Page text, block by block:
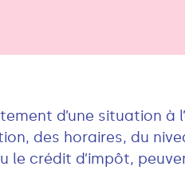
d’une situation
des horaires, du
le crédit d’impôt,